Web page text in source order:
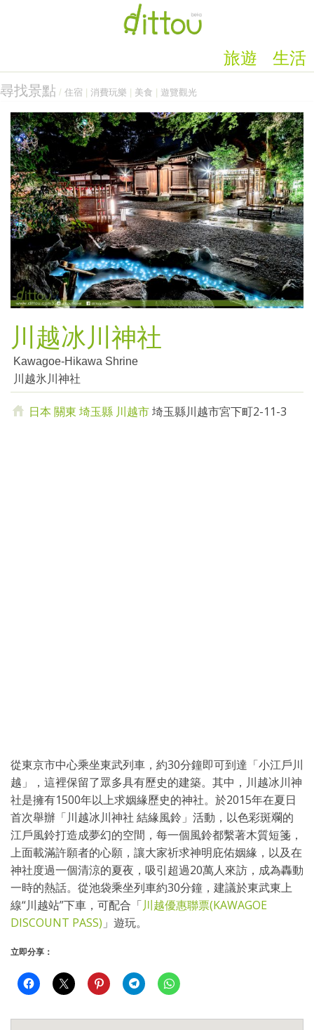
生活
旅遊
尋找景點 / 住宿 消費玩樂 美食 遊覽觀光
川越冰川神社
Kawagoe-Hikawa Shrine
川越氷川神社
日本 關東 埼玉縣 川越市埼玉縣川越市宮下町2-11-3
從東京市中心乘坐東武列車，約30分鐘即可到達「小江戶川
越」，這裡保留了眾多具有歷史的建築。其中，川越冰川神
社是擁有1500年以上求姻緣歷史的神社。於2015年在夏日
首次舉辦「川越冰川神社 結緣風鈴」活動，以色彩斑斕的
江戶風鈴打造成夢幻的空間，每一個風鈴都繫著木質短箋，
上面載滿許願者的心願，讓大家祈求神明庇佑姻緣，以及在
神社度過一個清涼的夏夜，吸引超過20萬人來訪，成為轟動
一時的熱話。從池袋乘坐列車約30分鐘，建議於東武東上
線“川越站”下車，可配合「川越優惠聯票(KAWAGOE
DISCOUNT PASS) 」遊玩。
立即分享：